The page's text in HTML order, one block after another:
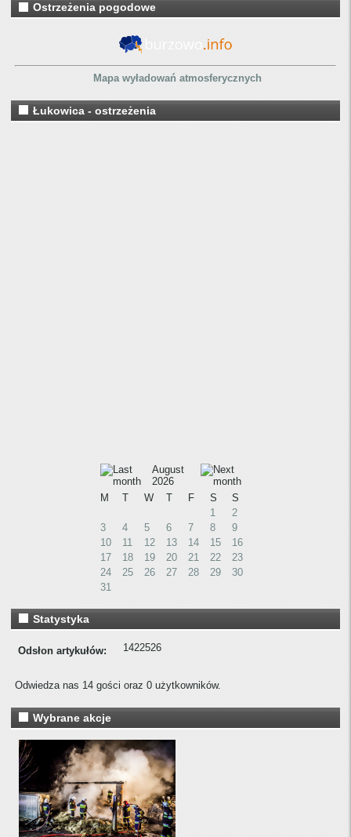
Ostrzeżenia pogodowe
Mapa wyładowań atmosferycznych
Łukowica - ostrzeżenia
August
2026
M
T W T F S
S
1
2
3
4 5 6 7 8
9
10
11 12 13 14 15
16
17
18 19 20 21 22
23
24
25 26 27 28 29
30
31
Statystyka
Odsłon artykułów: 1422526
Odwiedza nas 14 gości oraz 0 użytkowników.
Wybrane akcje